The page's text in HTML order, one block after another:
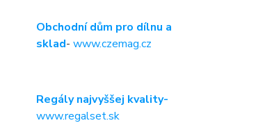
Obchodní dům pro dílnu a
sklad- www.czemag.cz
Regály najvyššej kvality-
www.regalset.sk